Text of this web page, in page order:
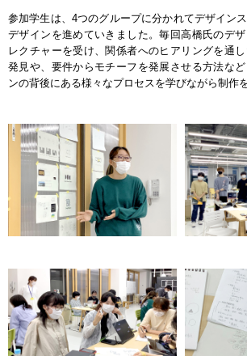
参加学生は、4つのグループに分かれてデザイン
デザインを進めていきました。毎回高橋氏のデ
レクチャーを受け、関係者へのヒアリングを通
発見や、要件からモチーフを発展させる方法な
ンの背後にある様々なプロセスを学びながら制作